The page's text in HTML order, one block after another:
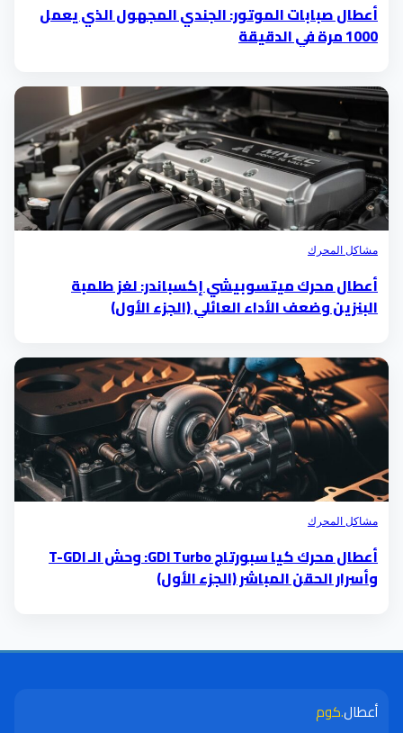
أعطال صبابات الموتور: الجندي المجهول الذي يعمل
1000 مرة في الدقيقة
مشاكل المحرك
أعطال محرك ميتسوبيشي إكسباندر: لغز طلمبة
البنزين وضعف الأداء العائلي (الجزء الأول)
مشاكل المحرك
أعطال محرك كيا سبورتاج GDI Turbo: وحش الـ T-GDI
وأسرار الحقن المباشر (الجزء الأول)
أعطال.كوم